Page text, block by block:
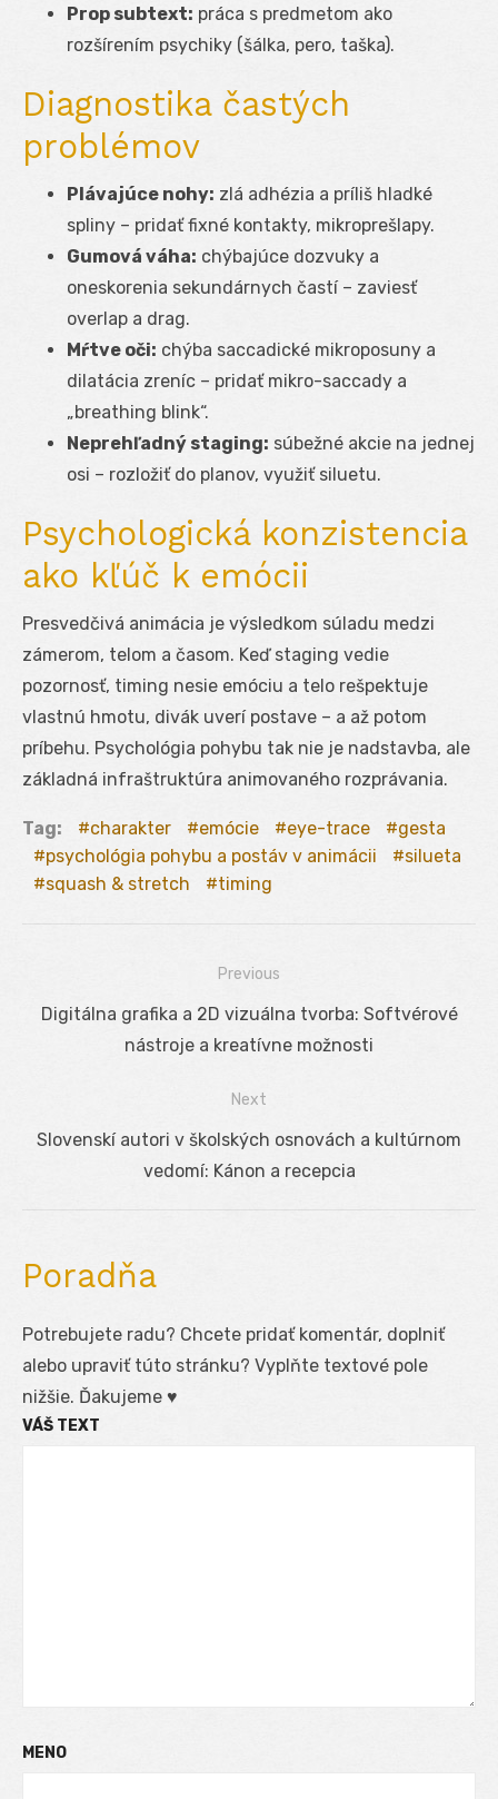
Prop subtext: práca s predmetom ako
rozšírením psychiky (šálka, pero, taška).
Diagnostika častých
problémov
Plávajúce nohy: zlá adhézia a príliš hladké
spliny – pridať fixné kontakty, mikroprešlapy.
Gumová váha: chýbajúce dozvuky a
oneskorenia sekundárnych častí – zaviesť
overlap a drag.
Mŕtve oči: chýba saccadické mikroposuny a
dilatácia zreníc – pridať mikro-saccady a
„breathing blink“.
Neprehľadný staging: súbežné akcie na jednej
osi – rozložiť do planov, využiť siluetu.
Psychologická konzistencia
ako kľúč k emócii
Presvedčivá animácia je výsledkom súladu medzi
zámerom, telom a časom. Keď staging vedie
pozornosť, timing nesie emóciu a telo rešpektuje
vlastnú hmotu, divák uverí postave – a až potom
príbehu. Psychológia pohybu tak nie je nadstavba, ale
základná infraštruktúra animovaného rozprávania.
Tag: charakter emócie eye-trace
gesta
psychológia pohybu a postáv v animácii
silueta
squash & stretch
timing
Navigácia
Previous
Previous
Digitálna grafika a 2D vizuálna tvorba: Softvérové
nástroje a kreatívne možnosti
Next
Next
Slovenskí autori v školských osnovách a kultúrnom
vedomí: Kánon a recepcia
Poradňa
Potrebujete radu? Chcete pridať komentár, doplniť
alebo upraviť túto stránku? Vyplňte textové pole
nižšie. Ďakujeme ♥
VÁŠ TEXT
MENO